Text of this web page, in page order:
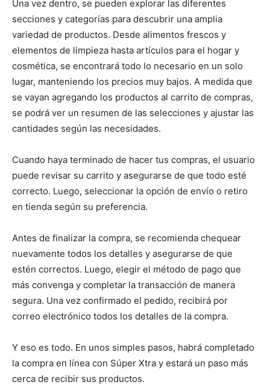
Una vez dentro, se pueden explorar las diferentes
secciones y categorías para descubrir una amplia
variedad de productos. Desde alimentos frescos y
elementos de limpieza hasta artículos para el hogar y
cosmética, se encontrará todo lo necesario en un solo
lugar, manteniendo los precios muy bajos. A medida que
se vayan agregando los productos al carrito de compras,
se podrá ver un resumen de las selecciones y ajustar las
cantidades según las necesidades.
Cuando haya terminado de hacer tus compras, el usuario
puede revisar su carrito y asegurarse de que todo esté
correcto. Luego, seleccionar la opción de envío o retiro
en tienda según su preferencia.
Antes de finalizar la compra, se recomienda chequear
nuevamente todos los detalles y asegurarse de que
estén correctos. Luego, elegir el método de pago que
más convenga y completar la transacción de manera
segura. Una vez confirmado el pedido, recibirá por
correo electrónico todos los detalles de la compra.
Y eso es todo. En unos simples pasos, habrá completado
la compra en línea con Súper Xtra y estará un paso más
cerca de recibir sus productos.